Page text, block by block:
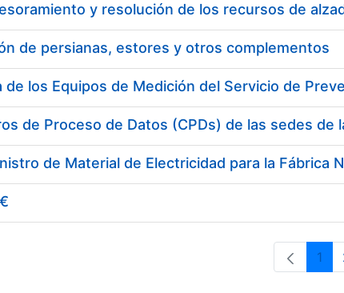
de persianas, estores y otros complementos
1